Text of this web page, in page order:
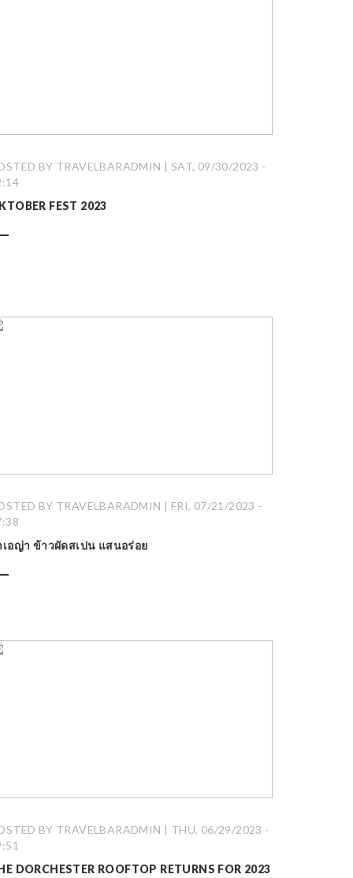
BY TRAVELBARADMIN | SAT, 09/30/2023 -
FEST 2023
BY TRAVELBARADMIN | FRI, 07/21/2023 -
เอญ่า ข้าวผัดสเปน แสนอร่อย
BY TRAVELBARADMIN | THU, 06/29/2023 -
DORCHESTER ROOFTOP RETURNS FOR 2023